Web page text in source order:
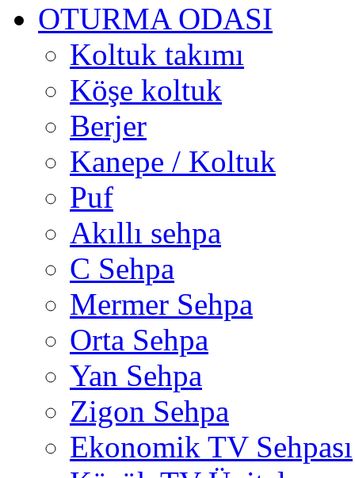
OTURMA ODASI
Koltuk takımı
Köşe koltuk
Berjer
Kanepe / Koltuk
Puf
Akıllı sehpa
C Sehpa
Mermer Sehpa
Orta Sehpa
Yan Sehpa
Zigon Sehpa
Ekonomik TV Sehpası